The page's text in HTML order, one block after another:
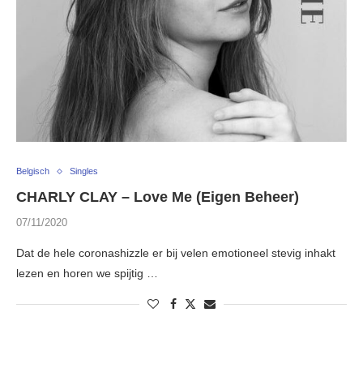
Belgisch Singles
CHARLY CLAY – Love Me (Eigen Beheer)
07/11/2020
Dat de hele coronashizzle er bij velen emotioneel stevig inhakt
lezen en horen we spijtig …